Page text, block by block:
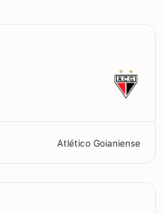
Atlético Goianiense